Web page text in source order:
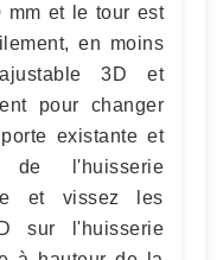
mm et le tour est
en moins
3D et
pour changer
existante et
de l'huisserie
et vissez les
sur l'huisserie